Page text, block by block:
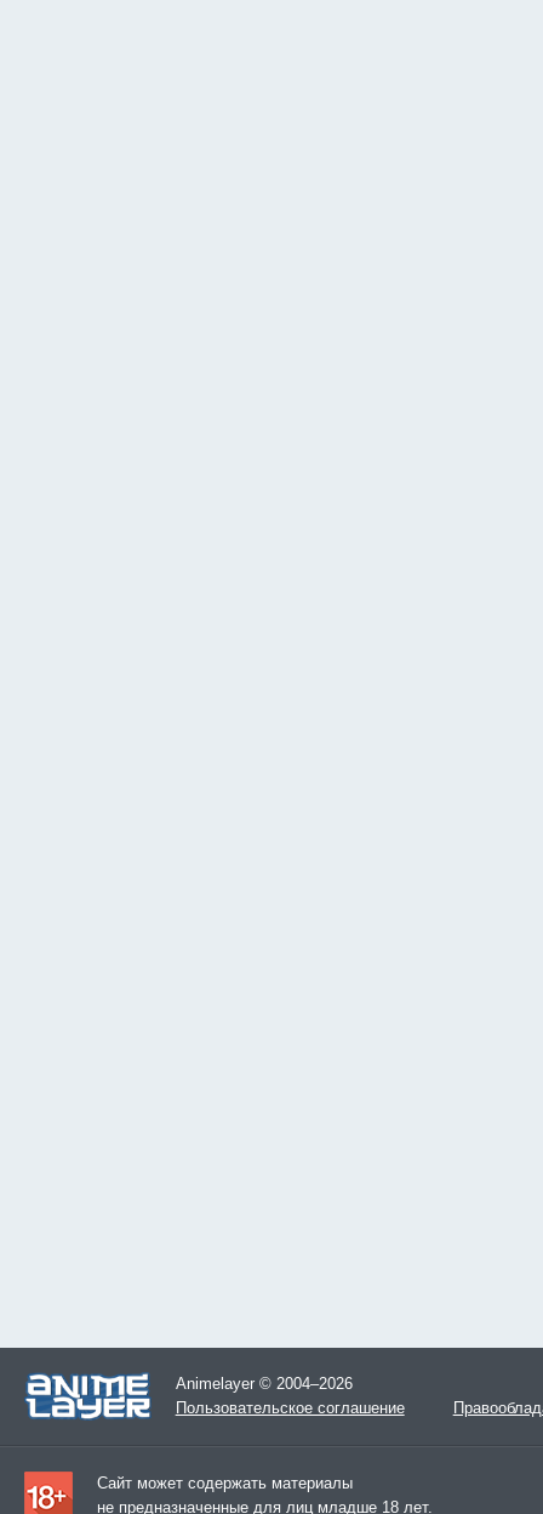
Animelayer © 2004–2026
Пользовательское соглашение
Сайт может содержать материалы
не предназначенные для лиц младше 18 лет.